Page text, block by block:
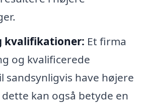
kvalifikationer: Et firma
og kvalificerede
sandsynligvis have højere
kan også betyde en